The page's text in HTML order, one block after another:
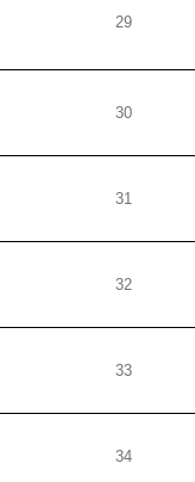
29
30
31
32
33
34